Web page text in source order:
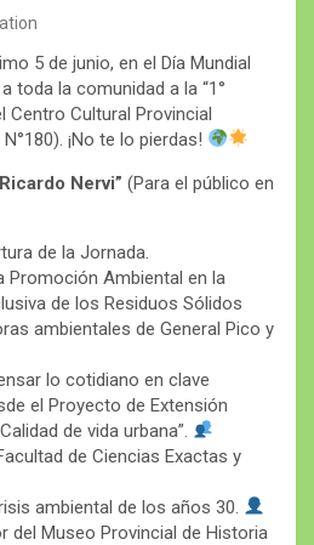
5 de junio, en el Día Mundial
toda la comunidad a la “1°
Centro Cultural Provincial
¡No te lo pierdas!
Nervi” (Para el público en
de la Jornada.
Promoción Ambiental en la
de los Residuos Sólidos
ambientales de General Pico y
lo cotidiano en clave
el Proyecto de Extensión
de vida urbana”.
de Ciencias Exactas y
ambiental de los años 30.
del Museo Provincial de Historia